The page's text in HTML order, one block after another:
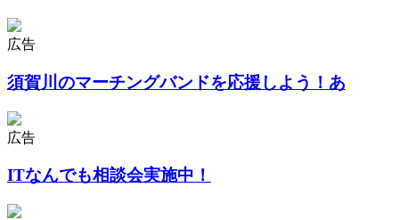
広告
須賀川のマーチングバンドを応援しよう！あ
広告
ITなんでも相談会実施中！